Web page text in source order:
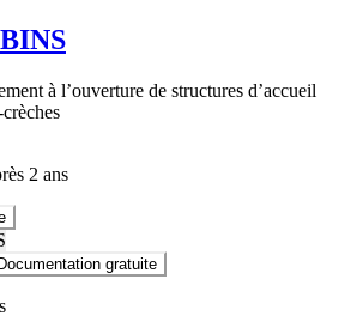
à l’ouverture de structures d’accueil
2 ans
gratuite